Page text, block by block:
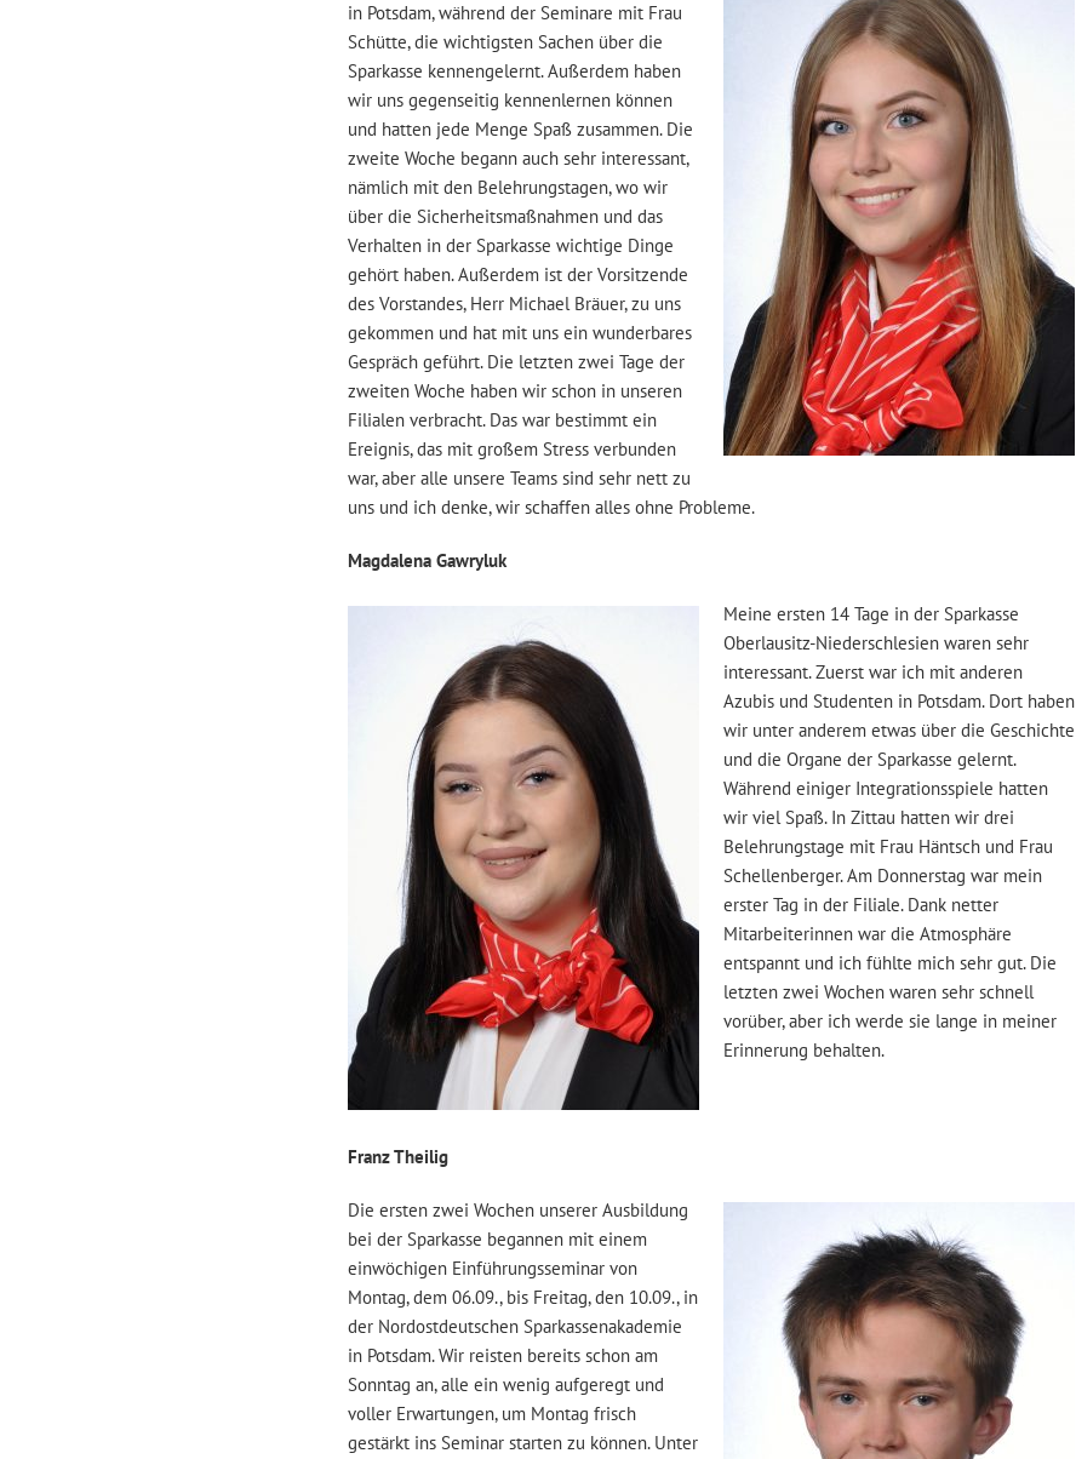
in Potsdam, während der Seminare mit Frau
Schütte, die wichtigsten Sachen über die
Sparkasse kennengelernt. Außerdem haben
wir uns gegenseitig kennenlernen können
und hatten jede Menge Spaß zusammen. Die
zweite Woche begann auch sehr interessant,
nämlich mit den Belehrungstagen, wo wir
über die Sicherheitsmaßnahmen und das
Verhalten in der Sparkasse wichtige Dinge
gehört haben. Außerdem ist der Vorsitzende
des Vorstandes, Herr Michael Bräuer, zu uns
gekommen und hat mit uns ein wunderbares
Gespräch geführt. Die letzten zwei Tage der
zweiten Woche haben wir schon in unseren
Filialen verbracht. Das war bestimmt ein
Ereignis, das mit großem Stress verbunden
war, aber alle unsere Teams sind sehr nett zu
uns und ich denke, wir schaffen alles ohne Probleme.
Magdalena Gawryluk
Meine ersten 14 Tage in der Sparkasse
Oberlausitz-Niederschlesien waren sehr
interessant. Zuerst war ich mit anderen
Azubis und Studenten in Potsdam. Dort haben
wir unter anderem etwas über die Geschichte
und die Organe der Sparkasse gelernt.
Während einiger Integrationsspiele hatten
wir viel Spaß. In Zittau hatten wir drei
Belehrungstage mit Frau Häntsch und Frau
Schellenberger. Am Donnerstag war mein
erster Tag in der Filiale. Dank netter
Mitarbeiterinnen war die Atmosphäre
entspannt und ich fühlte mich sehr gut. Die
letzten zwei Wochen waren sehr schnell
vorüber, aber ich werde sie lange in meiner
Erinnerung behalten.
Franz Theilig
Die ersten zwei Wochen unserer Ausbildung
bei der Sparkasse begannen mit einem
einwöchigen Einführungsseminar von
Montag, dem 06.09., bis Freitag, den 10.09., in
der Nordostdeutschen Sparkassenakademie
in Potsdam. Wir reisten bereits schon am
Sonntag an, alle ein wenig aufgeregt und
voller Erwartungen, um Montag frisch
gestärkt ins Seminar starten zu können. Unter